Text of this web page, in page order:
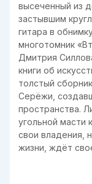
высеченный из
застывшим
гитара в
многотомник
Дмитрия
книги об
толстый
Серёжи,
пространства.
угольной
свои владения,
жизни, ждёт